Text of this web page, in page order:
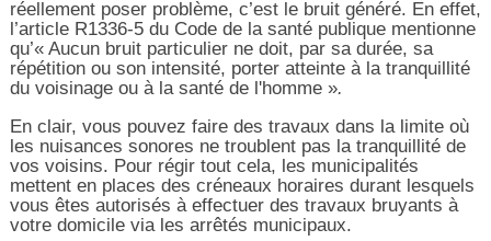
réellement poser problème, c’est le bruit généré. En effet,
l’article R1336-5 du Code de la santé publique mentionne
qu’« Aucun bruit particulier ne doit, par sa durée, sa
répétition ou son intensité, porter atteinte à la tranquillité
du voisinage ou à la santé de l'homme ».
En clair, vous pouvez faire des travaux dans la limite où
les nuisances sonores ne troublent pas la tranquillité de
vos voisins. Pour régir tout cela, les municipalités
mettent en places des créneaux horaires durant lesquels
vous êtes autorisés à effectuer des travaux bruyants à
votre domicile via les arrêtés municipaux.